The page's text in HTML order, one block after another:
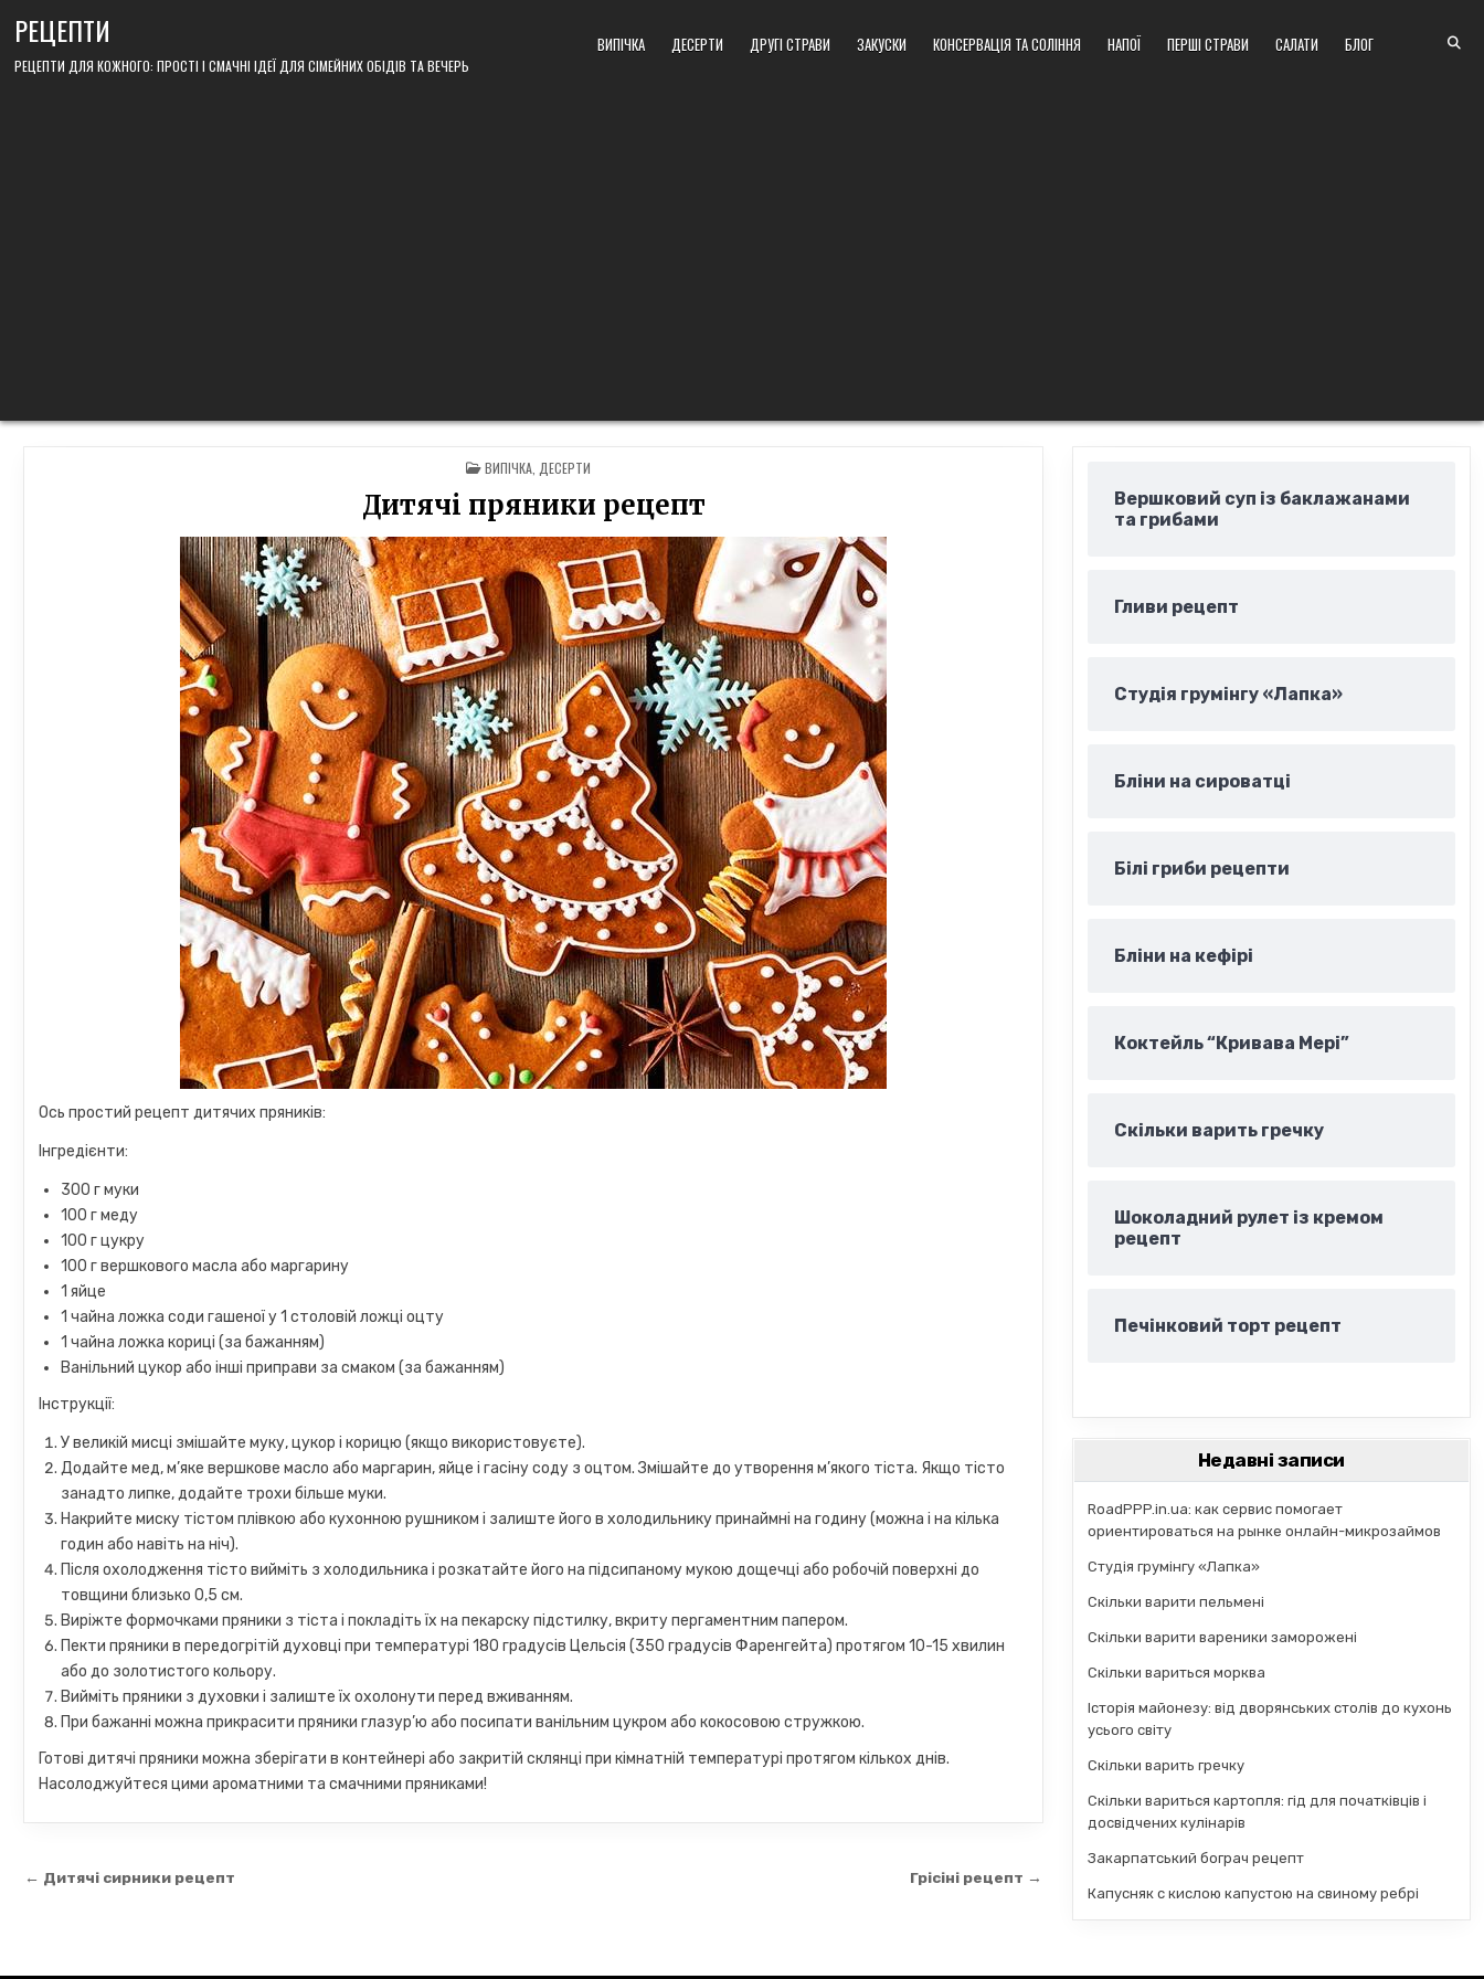
РЕЦЕПТИ
РЕЦЕПТИ ДЛЯ КОЖНОГО: ПРОСТІ І СМАЧНІ ІДЕЇ ДЛЯ СІМЕЙНИХ ОБІДІВ ТА ВЕЧЕРЬ
ВИПІЧКА ДЕСЕРТИ ДРУГІ СТРАВИ ЗАКУСКИ КОНСЕРВАЦІЯ ТА СОЛІННЯ НАПОЇ ПЕРШІ СТРАВИ САЛАТИ БЛОГ
POSTED
IN
ВИПІЧКА, ДЕСЕРТИ
Дитячі пряники рецепт
Ось простий рецепт дитячих пряників:
Інгредієнти:
300 г муки
100 г меду
100 г цукру
100 г вершкового масла або маргарину
1 яйце
1 чайна ложка соди гашеної у 1 столовій ложці оцту
1 чайна ложка кориці (за бажанням)
Ванільний цукор або інші приправи за смаком (за бажанням)
Інструкції:
У великій мисці змішайте муку, цукор і корицю (якщо використовуєте).
Додайте мед, м’яке вершкове масло або маргарин, яйце і гасіну соду з оцтом. Змішайте до утворення м’якого тіста. Якщо тісто
занадто липке, додайте трохи більше муки.
Накрийте миску тістом плівкою або кухонною рушником і залиште його в холодильнику принаймні на годину (можна і на кілька
годин або навіть на ніч).
Після охолодження тісто вийміть з холодильника і розкатайте його на підсипаному мукою дощечці або робочій поверхні до
товщини близько 0,5 см.
Виріжте формочками пряники з тіста і покладіть їх на пекарску підстилку, вкриту пергаментним папером.
Пекти пряники в передогрітій духовці при температурі 180 градусів Цельсія (350 градусів Фаренгейта) протягом 10-15 хвилин
або до золотистого кольору.
Вийміть пряники з духовки і залиште їх охолонути перед вживанням.
При бажанні можна прикрасити пряники глазур’ю або посипати ванільним цукром або кокосовою стружкою.
Готові дитячі пряники можна зберігати в контейнері або закритій склянці при кімнатній температурі протягом кількох днів.
Насолоджуйтеся цими ароматними та смачними пряниками!
Навігація Грісіні рецепт →
← Дитячі сирники рецепт
Вершковий суп із баклажанами
та грибами
Гливи рецепт
Студія грумінгу «Лапка»
Бліни на сироватці
Білі гриби рецепти
Бліни на кефірі
Коктейль “Кривава Мері”
Скільки варить гречку
Шоколадний рулет із кремом
рецепт
Печінковий торт рецепт
Недавні записи
RoadPPP.in.ua: как сервис помогает
ориентироваться на рынке онлайн-микрозаймов
Студія грумінгу «Лапка»
Скільки варити пельмені
Скільки варити вареники заморожені
Скільки вариться морква
Історія майонезу: від дворянських столів до кухонь
усього світу
Скільки варить гречку
Скільки вариться картопля: гід для початківців і
досвідчених кулінарів
Закарпатський бограч рецепт
Капусняк с кислою капустою на свиному ребрі